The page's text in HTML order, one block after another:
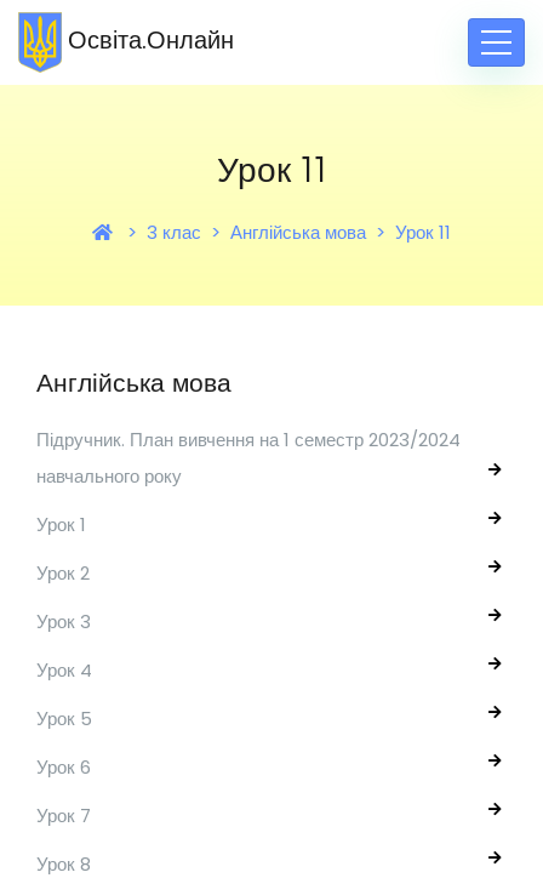
Освіта.Онлайн
Урок 11
3 клас Англійська мова Урок 11
Англійська мова
Підручник. План вивчення на 1 семестр 2023/2024
навчального року
Урок 1
Урок 2
Урок 3
Урок 4
Урок 5
Урок 6
Урок 7
Урок 8